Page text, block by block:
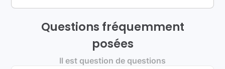
Questions fréquemment
posées
Il est question de questions